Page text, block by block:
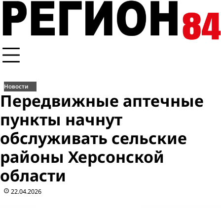
Перейти
содержимому
Новости
Передвижные аптечные
пункты начнут
обслуживать сельские
районы Херсонской
области
22.04.2026